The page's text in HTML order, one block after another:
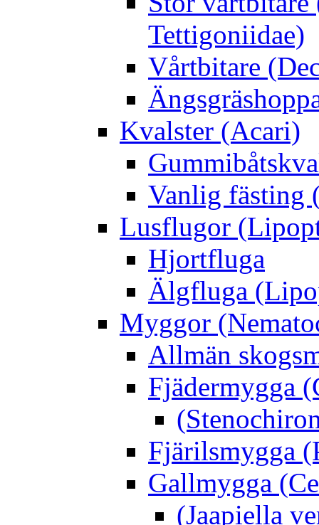
Tettigoniidae)
Vårtbitare
Kvalster (Acari)
Vanlig fästing
Lusflugor
Hjortfluga
Älgfluga
Myggor
Allmän
Fjädermygga
Fjärilsmygga
Gallmygga
(Jaapiella